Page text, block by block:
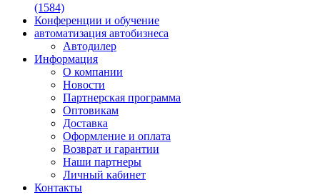
(1584)
Конференции и обучение
автоматизация автобизнеса
Автодилер
Информация
О компании
Новости
Партнерская программа
Оптовикам
Доставка
Оформление и оплата
Возврат и гарантии
Наши партнеры
Личный кабинет
Контакты